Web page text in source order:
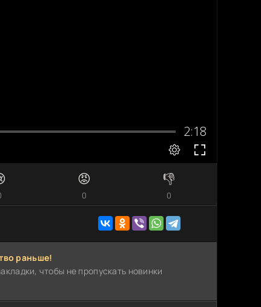
😡
0
👎
0
раньше!
чтобы не пропускать новинки